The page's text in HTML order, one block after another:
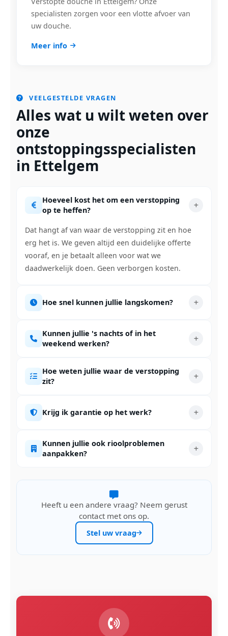
specialisten zorgen voor een vlotte afvoer van
uw douche.
Meer info
VEELGESTELDE VRAGEN
Alles wat u wilt weten over
onze
ontstoppingsspecialisten
in Ettelgem
Hoeveel kost het om een verstopping
op te heffen?
Dat hangt af van waar de verstopping zit en hoe
erg het is. We geven altijd een duidelijke offerte
vooraf, en je betaalt alleen voor wat we
daadwerkelijk doen. Geen verborgen kosten.
Hoe snel kunnen jullie langskomen?
Kunnen jullie 's nachts of in het
weekend werken?
Hoe weten jullie waar de verstopping
zit?
Krijg ik garantie op het werk?
Kunnen jullie ook rioolproblemen
aanpakken?
Heeft u een andere vraag? Neem gerust
contact met ons op.
Stel uw vraag